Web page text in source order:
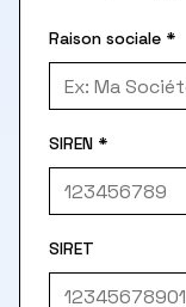
Raison sociale *
SIREN *
SIRET